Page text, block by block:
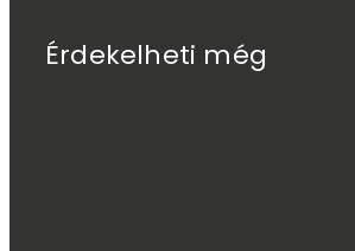
Érdekelheti még